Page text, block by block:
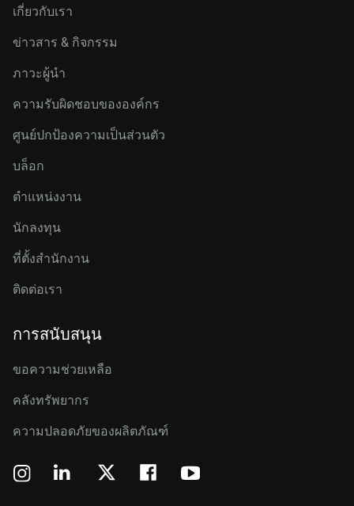
เกี่ยวกับเรา
ข่าวสาร & กิจกรรม
ภาวะผู้นำ
ความรับผิดชอบขององค์กร
ศูนย์ปกป้องความเป็นส่วนตัว
บล็อก
ตำแหน่งงาน
นักลงทุน
ที่ตั้งสำนักงาน
ติดต่อเรา
การสนับสนุน
ขอความช่วยเหลือ
คลังทรัพยากร
ความปลอดภัยของผลิตภัณฑ์